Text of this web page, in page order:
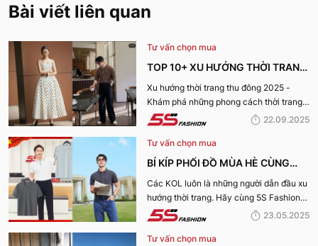
Bài viết liên quan
Tư vấn chọn mua
TOP 10+ XU HƯỚNG THỜI TRANG
THU ĐÔNG 2025 TRENDY, GÂY
BÃO
Xu hướng thời trang thu đông 2025 -
Khám phá những phong cách thời trang
“làm mưa làm gió” từ sàn runway đến
22.09.2025
Tư vấn chọn mua
BÍ KÍP PHỐI ĐỒ MÙA HÈ CÙNG
KOL 5S FASHION: STYLE THU HÚT
CHO MỌI CHÀNG TRAI
Các KOL luôn là những người dẫn đầu xu
hướng thời trang. Hãy cùng 5S Fashion
điểm qua những bí kíp phối đồ mùa hè
23.05.2025
Tư vấn chọn mua